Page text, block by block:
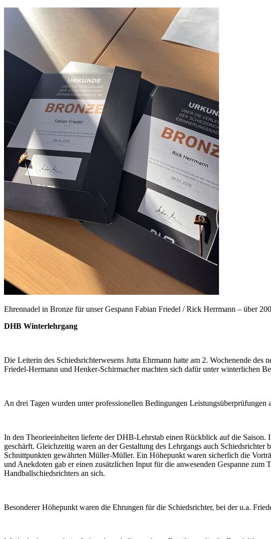
Ehrennadel in Bronze für unser Gespann Fabian Friedel / Rick Herrmann – über
DHB Winterlehrgang
Die Leiterin des Schiedsrichterwesens Jutta Ehrmann hatte am 2. Wochenende
Friedel-Hermann und Henker-Schirmacher machten sich dafür unter winterlichen
An drei Tagen wurden unter professionellen Bedingungen Leistungsüberprüfungen
In den Theorieeinheiten lieferte der DHB-Lehrstab einen Rückblick auf die
geschärft. Gleichzeitig waren an der Gestaltung des Lehrgangs auch
Schnittpunkten gewährten Müller-Müller. Ein Höhepunkt waren sicherlich die
und Anekdoten gab er einen zusätzlichen Input für die anwesenden Gespanne
Handballschiedsrichters an sich.
Besonderer Höhepunkt waren die Ehrungen für die Schiedsrichter, bei der u.a.